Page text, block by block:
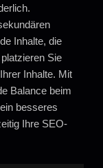
Inhalte, die
Sie
Inhalte. Mit
Balance beim
besseres
Ihre SEO-